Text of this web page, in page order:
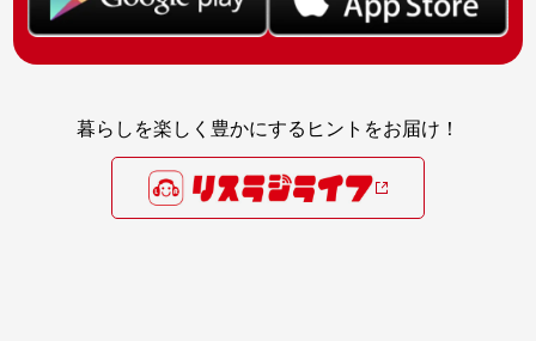
暮らしを楽しく豊かにするヒントをお届け！